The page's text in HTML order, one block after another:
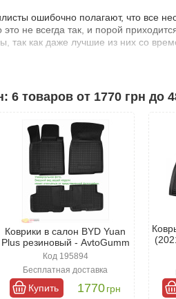
ошибочно полагают, что все
не всегда так, и порой
так как даже лучшие из них со
автоковриков для салона
ржавчину. Поэтому коврики
предлагает коврики
быстро и легко выбрать
варианты обладают отличной
6 товаров от 1770 грн до
Коврики в салон BYD Yuan
Plus резиновый - AvtoGumm
Код 195894
Бесплатная доставка
Купить 1770 грн